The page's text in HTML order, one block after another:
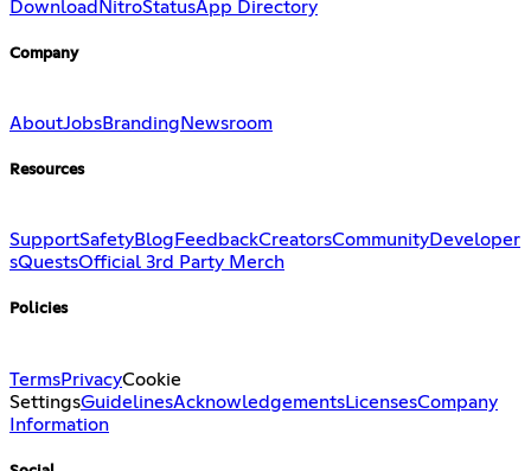
DownloadNitroStatusApp Directory
Company
AboutJobsBranding Newsroom
Resources
SupportSafetyBlog FeedbackCreatorsCommunityDeveloper
sQuestsOfficial 3rd Party Merch
Policies
TermsPrivacyCookie
SettingsGuidelinesAcknowledgementsLicensesCompany
Information